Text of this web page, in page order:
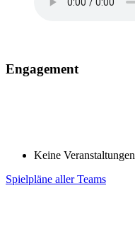
Engagement
Keine Veranstaltungen
Spielpläne aller Teams